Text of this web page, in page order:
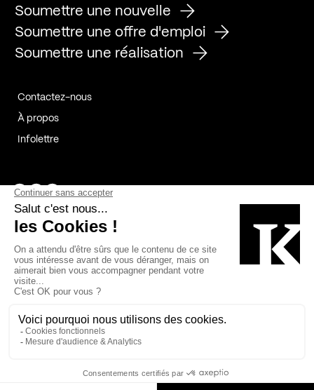
Soumettre une nouvelle
Soumettre une offre d'emploi
Soumettre une réalisation
Contactez-nous
À propos
Infolettre
Page Facebook de Kollectif
Page Instagram de Kollectif
Page Linkedin de Kollectif
Bâtiment-Durable-Québec-1
Esquisses-1
MP-1 v2com-1
Cookies